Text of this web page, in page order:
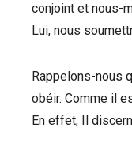
conjoint et nous-
Lui, nous
Rappelons-nous
obéir. Comme il
En effet, Il